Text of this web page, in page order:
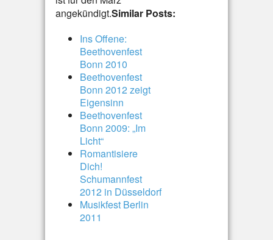
angekündigt.Similar Posts:
Ins Offene:
Beethovenfest
Bonn 2010
Beethovenfest
Bonn 2012 zeigt
Eigensinn
Beethovenfest
Bonn 2009: „Im
Licht“
Romantisiere
Dich!
Schumannfest
2012 in Düsseldorf
Musikfest Berlin
2011